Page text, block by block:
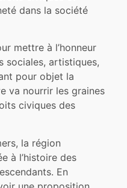
dans la société
mettre à l’honneur
sociales, artistiques,
pour objet la
va nourrir les graines
civiques des
la région
à l’histoire des
En